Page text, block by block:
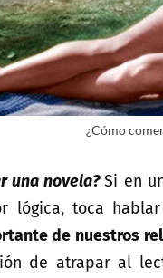
¿Cómo
una novela?Si en
lógica, toca
de nuestros
de atrapar al